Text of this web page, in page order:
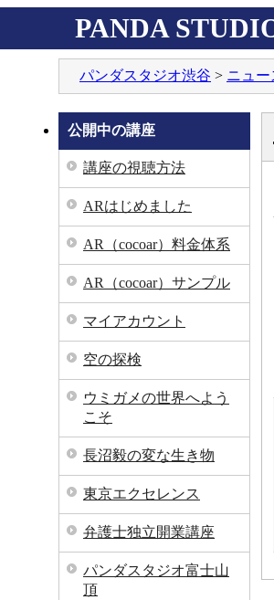
PANDA
パンダスタジオ渋谷 > ニュ
公開中の講座
講座の視聴方法
ARはじめました
AR（cocoar）料金体系
AR（cocoar）サンプル
マイアカウント
空の探検
ウミガメの世界へよう
こそ
長沼毅の変な生き物
東京エクセレンス
弁護士独立開業講座
パンダスタジオ富士山
頂